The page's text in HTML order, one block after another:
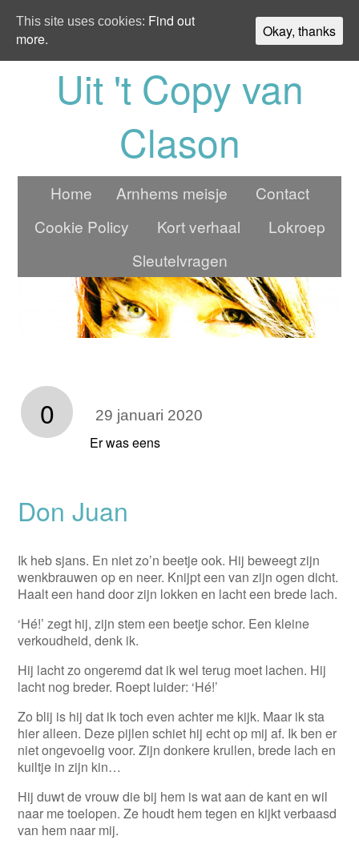
Uit 't Copy van
Clason
Home Arnhems meisje
Contact
Cookie Policy
Kort verhaal
Lokroep
Sleutelvragen
0 29 januari 2020
Er was eens
Don Juan
Ik heb sjans. En niet zo’n beetje ook. Hij beweegt zijn
wenkbrauwen op en neer. Knijpt een van zijn ogen dicht.
Haalt een hand door zijn lokken en lacht een brede lach.
‘Hé!’ zegt hij, zijn stem een beetje schor. Een kleine
verkoudheid, denk ik.
Hij lacht zo ongeremd dat ik wel terug moet lachen. Hij
lacht nog breder. Roept luider: ‘Hé!’
Zo blij is hij dat ik toch even achter me kijk. Maar ik sta
hier alleen. Deze pijlen schiet hij echt op mij af. Ik ben er
niet ongevoelig voor. Zijn donkere krullen, brede lach en
kuiltje in zijn kin…
Hij duwt de vrouw die bij hem is wat aan de kant en wil
naar me toelopen. Ze houdt hem tegen en kijkt verbaasd
van hem naar mij.
This site uses cookies: Find out
more.
Okay, thanks